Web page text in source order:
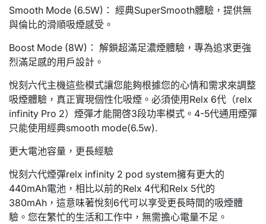
Smooth Mode (6.5W)： 經典SuperSmooth體驗，提供無
與倫比的滑順吸煙感受。
Boost Mode (8W)： 解鎖超滿足濃煙體驗，專為追求更強
烈滿足感的用戶設計。
悅刻六代主機這些模式讓您能夠根據您的心情和需求來調整
吸煙體驗，真正實現個性化吸煙。必須使用Relx 6代（relx
infinity Pro 2）煙彈才能開啓3段功率模式。4-5代通用煙彈
只能使用經典smooth mode(6.5w).
更大電池容量，更長經驗
悅刻六代煙彈relx infinity 2 pod system擁有更大的
440mAh電池，相比以前的Relx 4代和Relx 5代的
380mAh，這意味著悅刻6代可以享受更長時間的吸煙體
驗。您在繁忙的生活和工作中，無需擔心電量不足。